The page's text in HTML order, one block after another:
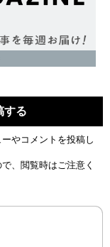
する
やコメントを投稿し
、閲覧時はご注意く